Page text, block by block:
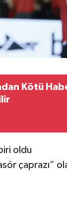
Kötü
oldu
çaprazı”